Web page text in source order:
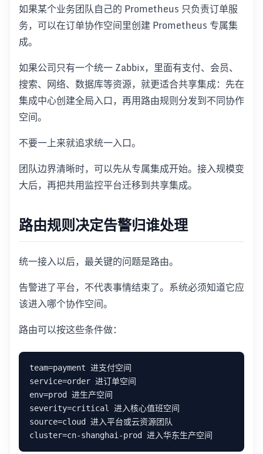
如果某个业务团队自己的 Prometheus 只负责订单服
务，可以在订单协作空间里创建 Prometheus 专属集
成。
如果公司只有一个统一 Zabbix，里面有支付、会员、
搜索、网络、数据库等资源，就更适合共享集成：先在
集成中心创建全局入口，再用路由规则分发到不同协作
空间。
不要一上来就追求统一入口。
团队边界清晰时，可以先从专属集成开始。接入规模变
大后，再把共用监控平台迁移到共享集成。
路由规则决定告警归谁处理
统一接入以后，最关键的问题是路由。
告警进了平台，不代表事情结束了。系统必须知道它应
该进入哪个协作空间。
路由可以按这些条件做：